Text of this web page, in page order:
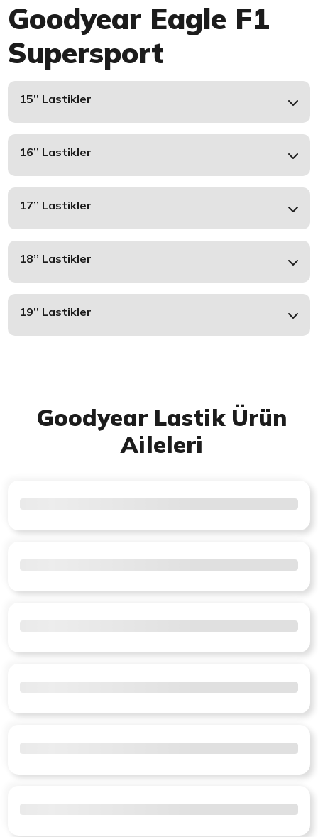
Goodyear Eagle F1
Supersport
15’’ Lastikler
16’’ Lastikler
17’’ Lastikler
18’’ Lastikler
19’’ Lastikler
Goodyear Lastik Ürün
Aileleri